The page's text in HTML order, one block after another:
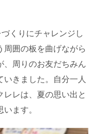
くりにチャレンジし
周囲の板を曲げながら
、周りのお友だちみん
きました。自分一人
レレは、夏の思い出と
ます。